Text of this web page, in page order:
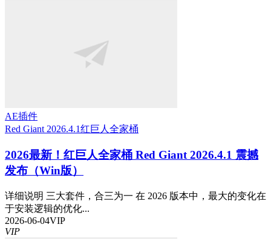
AE插件
Red Giant 2026.4.1红巨人全家桶
2026最新！红巨人全家桶 Red Giant 2026.4.1 震撼
发布（Win版）
详细说明 三大套件，合三为一 在 2026 版本中，最大的变化在
于安装逻辑的优化...
2026-06-04VIP
VIP